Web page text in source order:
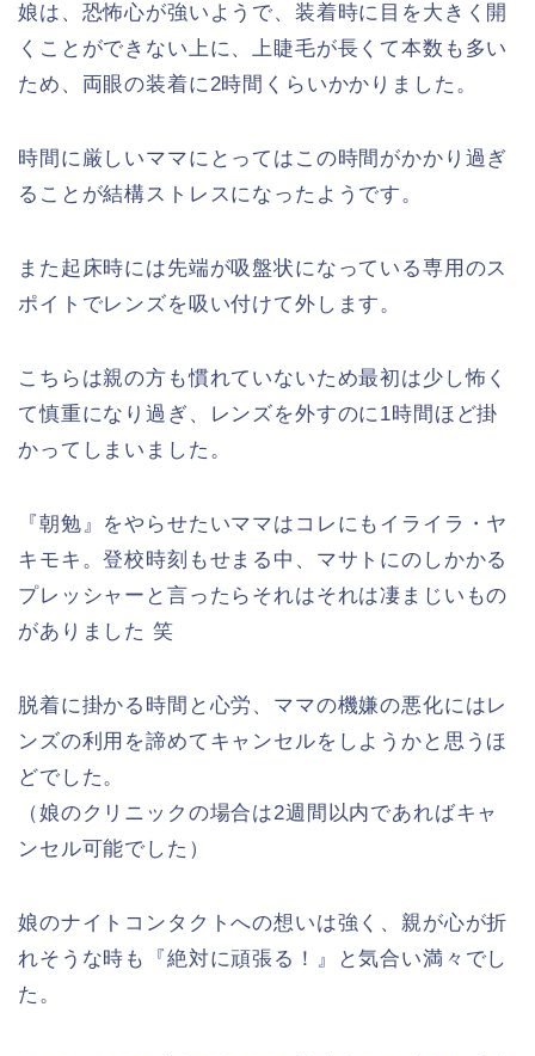
娘は、恐怖心が強いようで、装着時に目を大きく開
くことができない上に、上睫毛が長くて本数も多い
ため、両眼の装着に2時間くらいかかりました。
時間に厳しいママにとってはこの時間がかかり過ぎ
ることが結構ストレスになったようです。
また起床時には先端が吸盤状になっている専用のス
ポイトでレンズを吸い付けて外します。
こちらは親の方も慣れていないため最初は少し怖く
て慎重になり過ぎ、レンズを外すのに1時間ほど掛
かってしまいました。
『朝勉』をやらせたいママはコレにもイライラ・ヤ
キモキ。登校時刻もせまる中、マサトにのしかかる
プレッシャーと言ったらそれはそれは凄まじいもの
がありました 笑
脱着に掛かる時間と心労、ママの機嫌の悪化にはレ
ンズの利用を諦めてキャンセルをしようかと思うほ
どでした。
（娘のクリニックの場合は2週間以内であればキャ
ンセル可能でした）
娘のナイトコンタクトへの想いは強く、親が心が折
れそうな時も『絶対に頑張る！』と気合い満々でし
た。